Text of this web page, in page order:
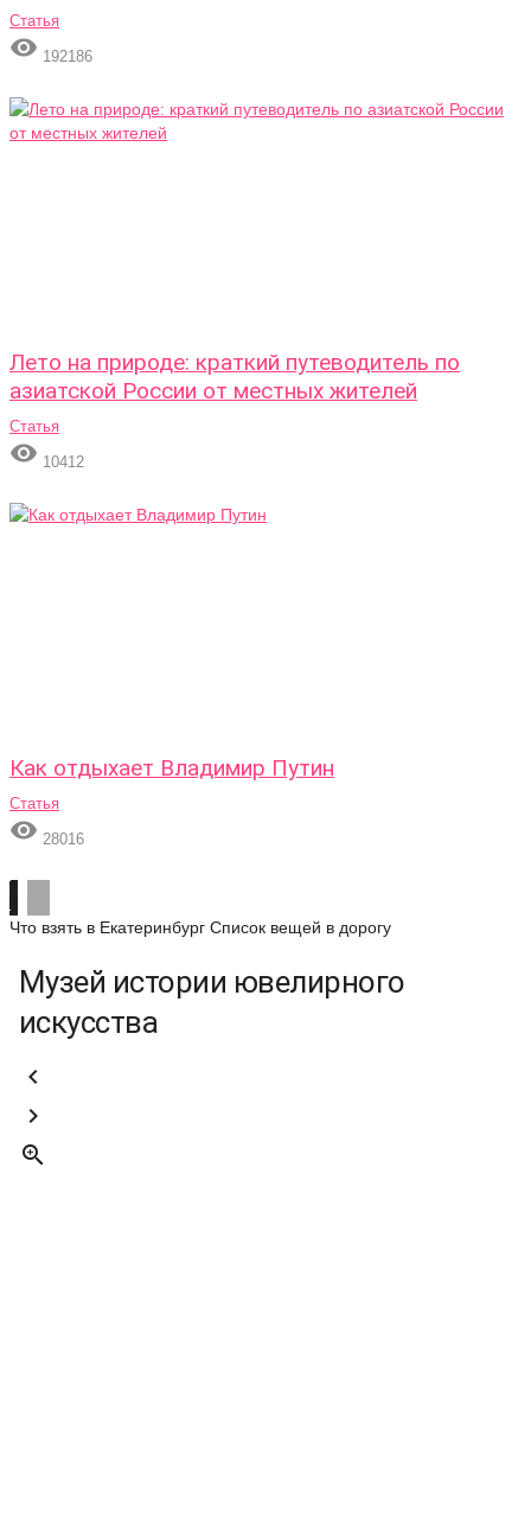
Статья
 192186
Лето на природе: краткий путеводитель по
азиатской России от местных жителей
Статья
 10412
Как отдыхает Владимир Путин
Статья
 28016
Что взять в Екатеринбург Список вещей в дорогу
Музей истории ювелирного
искусства


